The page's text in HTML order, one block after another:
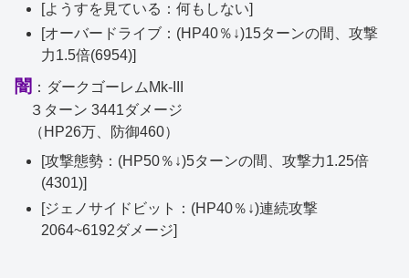
[ようすを見ている：何もしない]
[オーバードライブ：(HP40％↓)15ターンの間、攻撃
力1.5倍(6954)]
闇 ：ダークゴーレムMk-III
３ターン 3441ダメージ
（HP26万、防御460）
[攻撃態勢：(HP50％↓)5ターンの間、攻撃力1.25倍
(4301)]
[ジェノサイドビット：(HP40％↓)連続攻撃
2064~6192ダメージ]